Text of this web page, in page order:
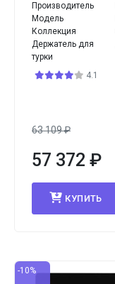
Производитель
Модель
Коллекция
Держатель для
турки
4.1
63 109₽
57 372 ₽
КУПИТЬ
-10%